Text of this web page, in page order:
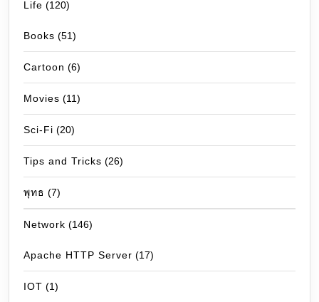
Life (120)
Books (51)
Cartoon (6)
Movies (11)
Sci-Fi (20)
Tips and Tricks (26)
พุทธ (7)
Network (146)
Apache HTTP Server (17)
IOT (1)